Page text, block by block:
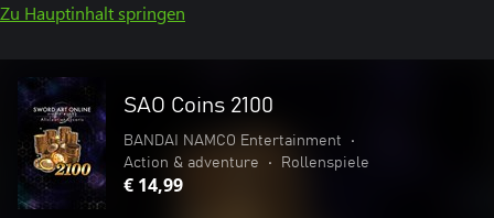
Zu Hauptinhalt springen
SAO Coins 2100
BANDAI NAMCO Entertainment
•
Action & adventure
• Rollenspiele
€ 14,99